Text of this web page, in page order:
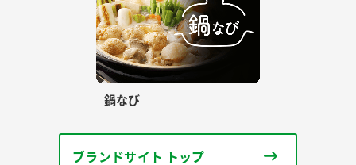
鍋なび
ブランドサイト トップ